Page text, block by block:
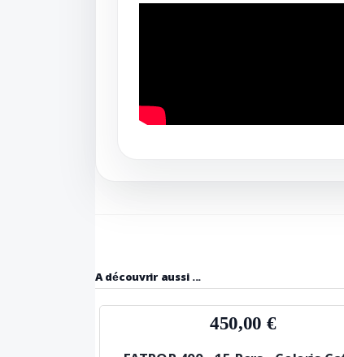
A découvrir aussi ...
450,00 €